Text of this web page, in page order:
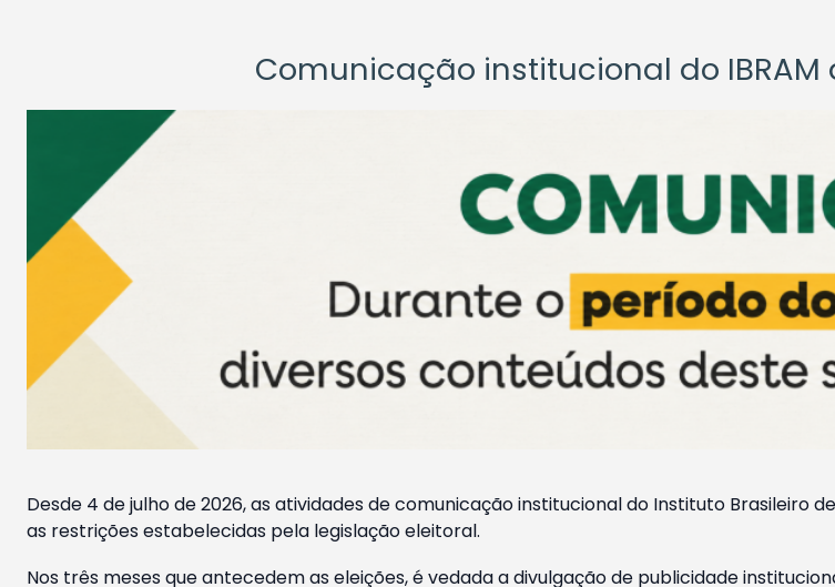
Comunicação institucional do
Desde 4 de julho de 2026, as atividades de comunicação institucional do Instituto Brasileiro
as restrições estabelecidas pela legislação eleitoral.
Nos três meses que antecedem as eleições, é vedada a divulgação de publicidade